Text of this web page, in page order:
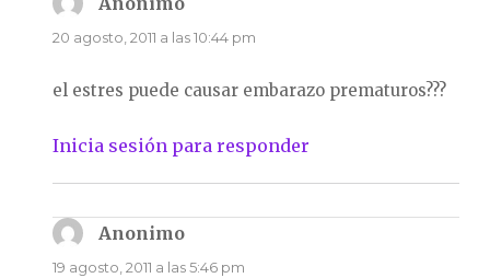
20 agosto, 2011 a las 10:44 pm
el estres puede causar embarazo prematuros???
Inicia sesión para responder
Anonimodice:
19 agosto, 2011 a las 5:46 pm